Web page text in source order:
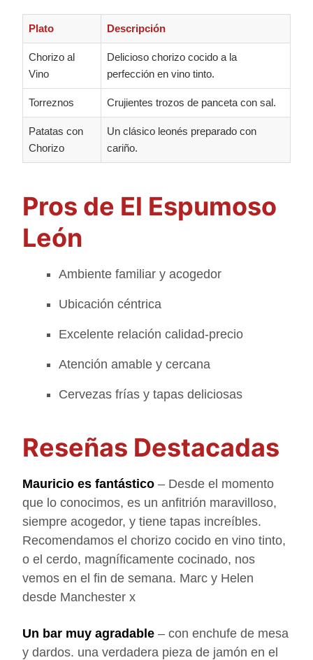
Plato Descripción
Chorizo al
Vino
Delicioso chorizo cocido a la
perfección en vino tinto.
Torreznos Crujientes trozos de panceta con sal.
Patatas con
Chorizo
Un clásico leonés preparado con
cariño.
Pros de El Espumoso
León
Ambiente familiar y acogedor
Ubicación céntrica
Excelente relación calidad-precio
Atención amable y cercana
Cervezas frías y tapas deliciosas
Reseñas Destacadas
Mauricio es fantástico – Desde el momento
que lo conocimos, es un anfitrión maravilloso,
siempre acogedor, y tiene tapas increíbles.
Recomendamos el chorizo cocido en vino tinto,
o el cerdo, magníficamente cocinado, nos
vemos en el fin de semana. Marc y Helen
desde Manchester x
Un bar muy agradable – con enchufe de mesa
y dardos. una verdadera pieza de jamón en el